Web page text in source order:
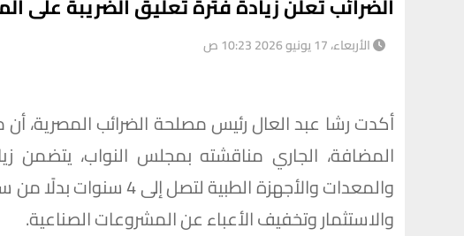
الأربعاء، 17 يونيو 2026 10:23 ص
أكدت رشا عبد العال رئيس مصلحة الضرائب المصرية،
المضافة، الجاري مناقشته بمجلس النواب، يتضمن
والمعدات والأجهزة
والاستثمار وتخفيف الأعباء عن المشروعات الصناعية.